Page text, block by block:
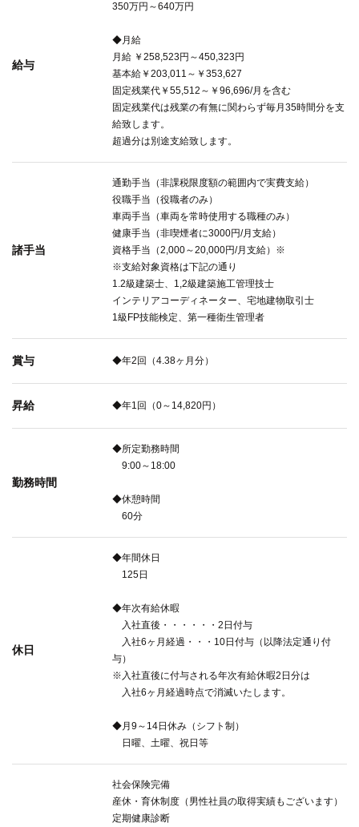
給与
350万円～640万円
◆月給
月給 ￥258,523円～450,323円
基本給￥203,011～￥353,627
固定残業代￥55,512～￥96,696/月を含む
固定残業代は残業の有無に関わらず毎月35時間分を支
給致します。
超過分は別途支給致します。
諸手当
通勤手当（非課税限度額の範囲内で実費支給）
役職手当（役職者のみ）
車両手当（車両を常時使用する職種のみ）
健康手当（非喫煙者に3000円/月支給）
資格手当（2,000～20,000円/月支給）※
※支給対象資格は下記の通り
1.2級建築士、1,2級建築施工管理技士
インテリアコーディネーター、宅地建物取引士
1級FP技能検定、第一種衛生管理者
賞与 ◆年2回（4.38ヶ月分）
昇給 ◆年1回（0～14,820円）
勤務時間
◆所定勤務時間
9:00～18:00
◆休憩時間
60分
休日
◆年間休日
125日
◆年次有給休暇
入社直後・・・・・・2日付与
入社6ヶ月経過・・・10日付与（以降法定通り付
与）
※入社直後に付与される年次有給休暇2日分は
入社6ヶ月経過時点で消滅いたします。
◆月9～14日休み（シフト制）
日曜、土曜、祝日等
社会保険完備
産休・育休制度（男性社員の取得実績もございます）
定期健康診断